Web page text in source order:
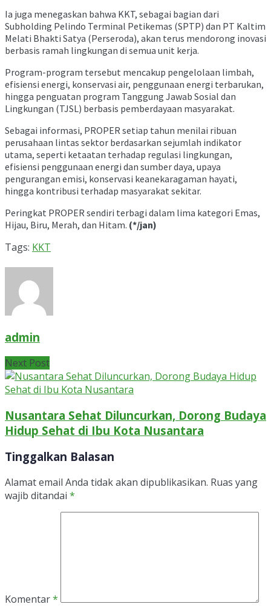
Ia juga menegaskan bahwa KKT, sebagai bagian dari
Subholding Pelindo Terminal Petikemas (SPTP) dan PT Kaltim
Melati Bhakti Satya (Perseroda), akan terus mendorong inovasi
berbasis ramah lingkungan di semua unit kerja.
Program-program tersebut mencakup pengelolaan limbah,
efisiensi energi, konservasi air, penggunaan energi terbarukan,
hingga penguatan program Tanggung Jawab Sosial dan
Lingkungan (TJSL) berbasis pemberdayaan masyarakat.
Sebagai informasi, PROPER setiap tahun menilai ribuan
perusahaan lintas sektor berdasarkan sejumlah indikator
utama, seperti ketaatan terhadap regulasi lingkungan,
efisiensi penggunaan energi dan sumber daya, upaya
pengurangan emisi, konservasi keanekaragaman hayati,
hingga kontribusi terhadap masyarakat sekitar.
Peringkat PROPER sendiri terbagi dalam lima kategori Emas,
Hijau, Biru, Merah, dan Hitam. (*/jan)
Tags: KKT
admin
Next Post
Nusantara Sehat Diluncurkan, Dorong Budaya
Hidup Sehat di Ibu Kota Nusantara
Tinggalkan Balasan
Alamat email Anda tidak akan dipublikasikan. Ruas yang
wajib ditandai *
Komentar*